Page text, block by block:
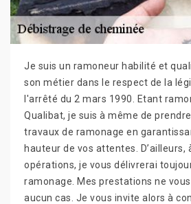
Je suis un ramoneur habilité et
son métier dans le respect de la
l'arrêté du 2 mars 1990. Etant
Qualibat, je suis à même de
travaux de ramonage en
hauteur de vos attentes. D’ailleurs,
opérations, je vous délivrerai
ramonage. Mes prestations ne
aucun cas. Je vous invite alors à